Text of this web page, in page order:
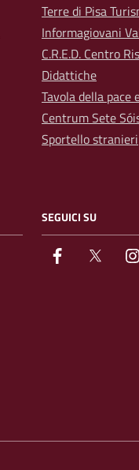
Terre di Pisa
Informagiovani
C.R.E.D. Centro
Didattiche
Tavola della pace
Centrum Sete
Sportello stranieri
SEGUICI SU
facebook Twitter